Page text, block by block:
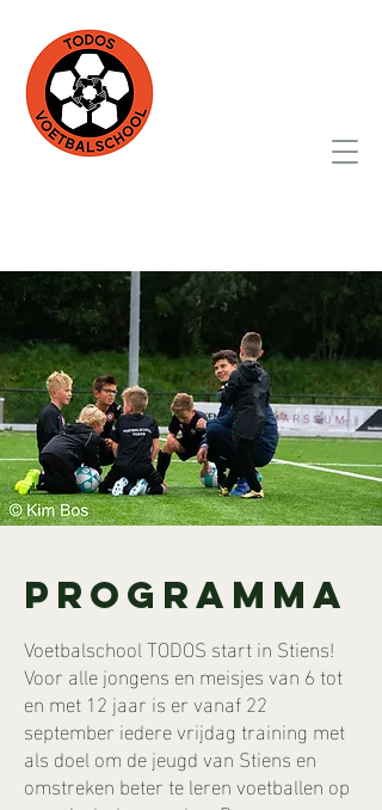
Programma
Voetbalschool TODOS start in Stiens!
Voor alle jongens en meisjes van 6 tot
en met 12 jaar is er vanaf 22
september iedere vrijdag training met
als doel om de jeugd van Stiens en
omstreken beter te leren voetballen op